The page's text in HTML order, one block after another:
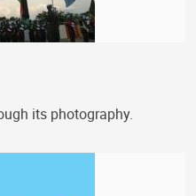
its photography.